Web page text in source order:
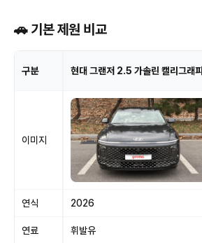
🚗 기본 제원 비교
구분 현대 그랜저 2.5 가솔린 캘리그래피
이미지
연식 2026
연료 휘발유